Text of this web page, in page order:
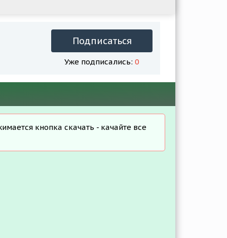
Подписаться
Уже подписались: 0
кнопка скачать - качайте все